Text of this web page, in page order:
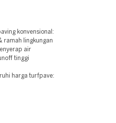
konvensional:
ramah lingkungan
air
tinggi
harga turfpave: